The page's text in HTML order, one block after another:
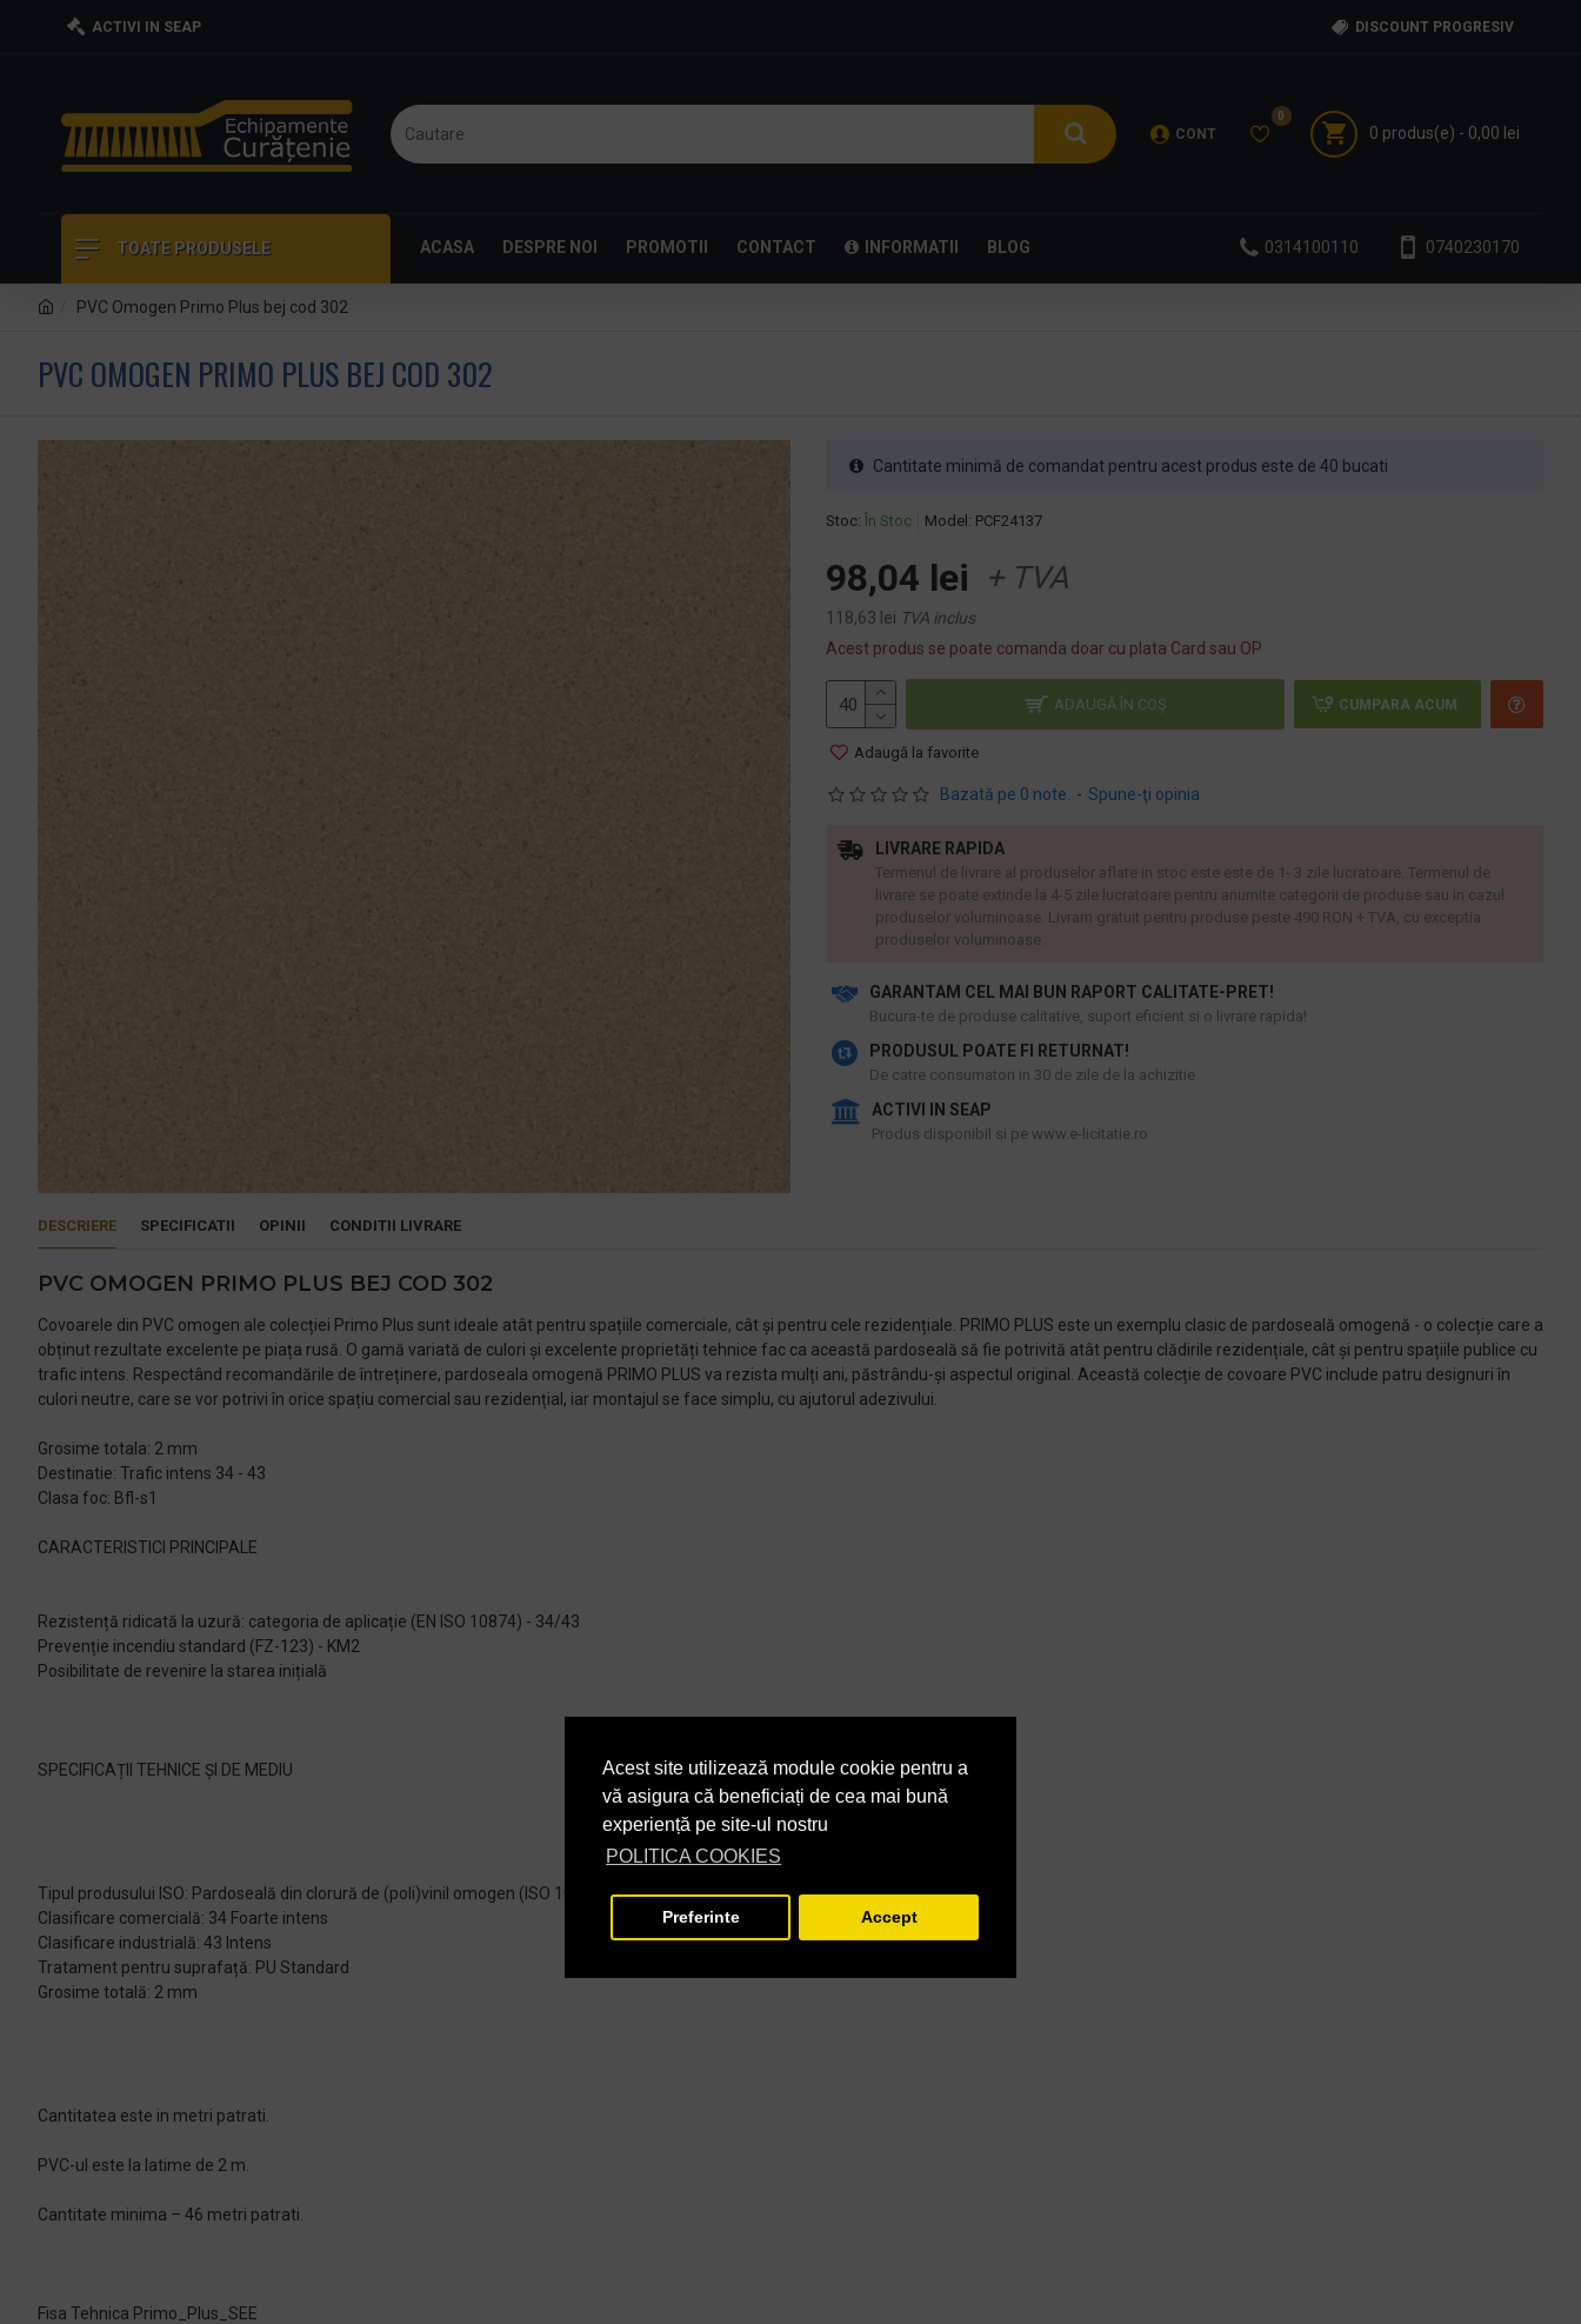
Acest site utilizează module cookie pentru a
vă asigura că beneficiați de cea mai bună
experiență pe site-ul nostru
POLITICA COOKIES
Preferinte Accept
ACTIVI IN SEAP DISCOUNT PROGRESIV
CONT
0
0 produs(e) - 0,00 lei
TOATE PRODUSELE ACASA DESPRE NOI PROMOTII CONTACT INFORMATII BLOG 0314100110 0740230170
PVC Omogen Primo Plus bej cod 302
PVC OMOGEN PRIMO PLUS BEJ COD 302
Stoc: În Stoc Model: PCF24137
Bazată pe 0 note. - Spune-ţi opinia
98,04 lei + TVA
118,63 lei TVA inclus
Acest produs se poate comanda doar cu plata Card sau OP
ADAUGĂ ÎN COŞ CUMPARA ACUM
Adaugă la favorite
Cantitate minimă de comandat pentru acest produs este de 40 bucati
GARANTAM CEL MAI BUN RAPORT CALITATE-PRET!
​Bucura-te de produse calitative, suport eficient si o livrare rapida!
PRODUSUL POATE FI RETURNAT!
De catre consumatori in 30 de zile de la achizitie
ACTIVI IN SEAP
Produs disponibil si pe www.e-licitatie.ro
LIVRARE RAPIDA
Termenul de livrare al produselor aflate in stoc este este de 1- 3 zile lucratoare. Termenul de
livrare se poate extinde la 4-5 zile lucratoare pentru anumite categorii de produse sau in cazul
produselor voluminoase. Livram gratuit pentru produse peste 490 RON + TVA, cu exceptia
produselor voluminoase.
DESCRIERE SPECIFICATII OPINII CONDITII LIVRARE
PVC OMOGEN PRIMO PLUS BEJ COD 302
Covoarele din PVC omogen ale colecției Primo Plus sunt ideale atât pentru spațiile comerciale, cât și pentru cele rezidențiale. PRIMO PLUS este un exemplu clasic de pardoseală omogenă - o colecție care a
obținut rezultate excelente pe piața rusă. O gamă variată de culori și excelente proprietăți tehnice fac ca această pardoseală să fie potrivită atât pentru clădirile rezidențiale, cât și pentru spațiile publice cu
trafic intens. Respectând recomandările de întreținere, pardoseala omogenă PRIMO PLUS va rezista mulți ani, păstrându-și aspectul original. Această colecție de covoare PVC include patru designuri în
culori neutre, care se vor potrivi în orice spațiu comercial sau rezidențial, iar montajul se face simplu, cu ajutorul adezivului.
Grosime totala: 2 mm
Destinatie: Trafic intens 34 - 43
Clasa foc: Bfl-s1
CARACTERISTICI PRINCIPALE
Rezistență ridicată la uzură: categoria de aplicație (EN ISO 10874) - 34/43
Prevenție incendiu standard (FZ-123) - KM2
Posibilitate de revenire la starea inițială
SPECIFICAȚII TEHNICE ȘI DE MEDIU
Tipul produsului ISO: Pardoseală din clorură de (poli)vinil omogen (ISO 10581)
Clasificare comercială: 34 Foarte intens
Clasificare industrială: 43 Intens
Tratament pentru suprafață: PU Standard
Grosime totală: 2 mm
Cantitatea este in metri patrati.
PVC-ul este la latime de 2 m.
Cantitate minima – 46 metri patrati.
Fisa Tehnica Primo_Plus_SEE